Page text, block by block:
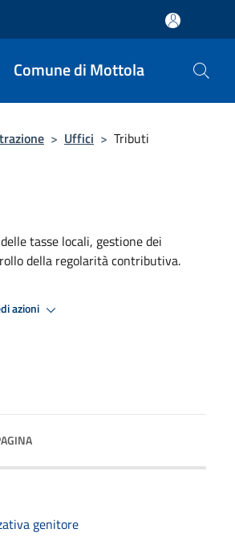
Comune di Mottola
> Uffici > Tributi
tasse locali, gestione dei
della regolarità contributiva.
azioni
genitore